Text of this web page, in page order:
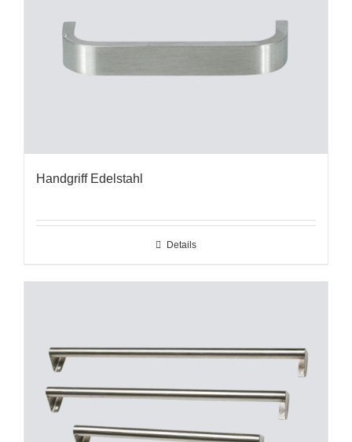
Handgriff Edelstahl
Details